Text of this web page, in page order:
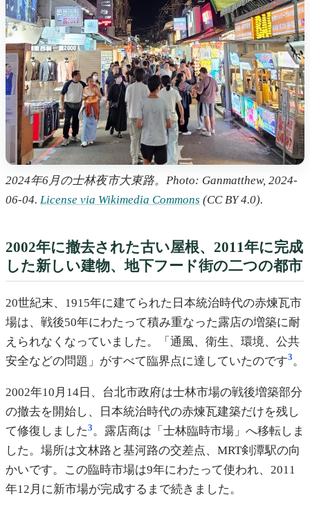
2024年6月の士林夜市大東路。Photo: Ganmatthew, 2024-
06-04. License via Wikimedia Commons (CC BY 4.0).
2002年に撤去された古い屋根、2011年に完成
した新しい建物、地下フード街の二つの都市
20世紀末、1915年に建てられた日本統治時代の赤煉瓦市
場は、戦後50年にわたって積み重なった露店の増築に耐
えられなくなっていました。「通風、衛生、環境、公共
安全などの問題」がすべて臨界点に達していたのです3 。
2002年10月14日、台北市政府は士林市場の戦後増築部分
の撤去を開始し、日本統治時代の赤煉瓦建築だけを残し
て修復しました3。露店商は「士林臨時市場」へ移転しま
した。場所は文林路と基河路の交差点、MRT剣潭駅の向
かいです。この臨時市場は9年にわたって使われ、2011
年12月に新市場が完成するまで続きました。